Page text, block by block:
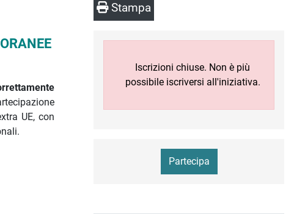
UE, con
Stampa
Iscrizioni chiuse. Non è più
possibile iscriversi all'iniziativa.
Partecipa